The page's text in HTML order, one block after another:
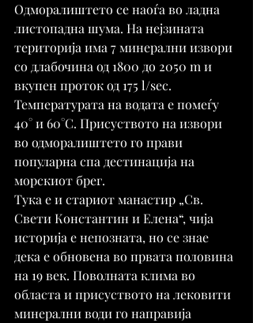
Одморалиштето се наоѓа во ладна
листопадна шума. На нејзината
територија има 7 минерални извори
со длабочина од 1800 до 2050 m и
вкупен проток од 175 l/sec.
Температурата на водата е помеѓу
40° и 60°C. Присуството на извори
во одморалиштето го прави
популарна спа дестинација на
морскиот брег.
Тука е и стариот манастир „Св.
Свети Константин и Елена“, чија
историја е непозната, но се знае
дека е обновена во првата половина
на 19 век. Поволната клима во
областа и присуството на лековити
минерални води го направија